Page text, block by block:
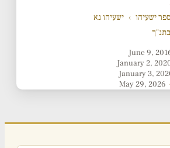
ספר ישעיהו › ישעיהו נא
June 9,
January 2,
January 3,
·
May 29, 2026